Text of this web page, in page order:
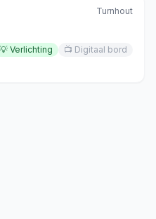
Turnhout
💡 Verlichting 📺 Digitaal bord